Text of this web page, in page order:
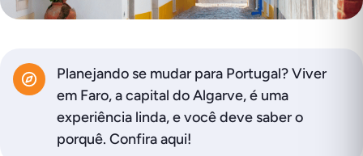
Planejando se mudar para Portugal? Viver
em Faro, a capital do Algarve, é uma
experiência linda, e você deve saber o
porquê. Confira aqui!